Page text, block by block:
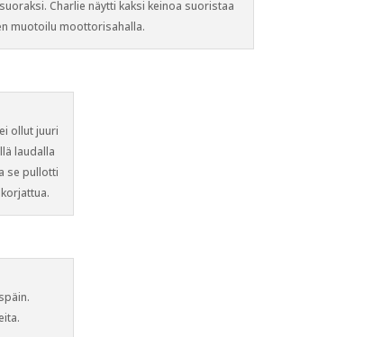
Charlie näytti kaksi keinoa suoristaa
muotoilu moottorisahalla.
ollut juuri
laudalla
se pullotti